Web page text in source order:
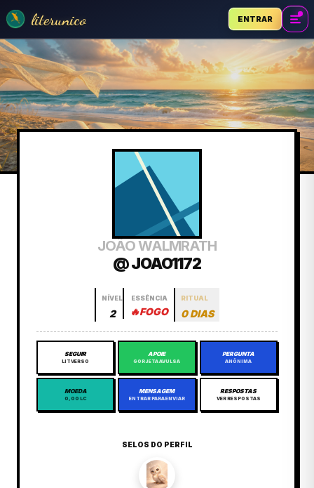
literunico ENTRAR
JOÃO WALMRATH
@ JOAO1172
NÍVEL
2
ESSÊNCIA
🔥FOGO
RITUAL
0 DIAS
SEGUIR
LITVERSO
APOIE
GORJETA AVULSA
PERGUNTA
ANÔNIMA
MOEDA
0,00 LC
MENSAGEM
ENTRAR PARA ENVIAR
RESPOSTAS
VER RESPOSTAS
SELOS DO PERFIL